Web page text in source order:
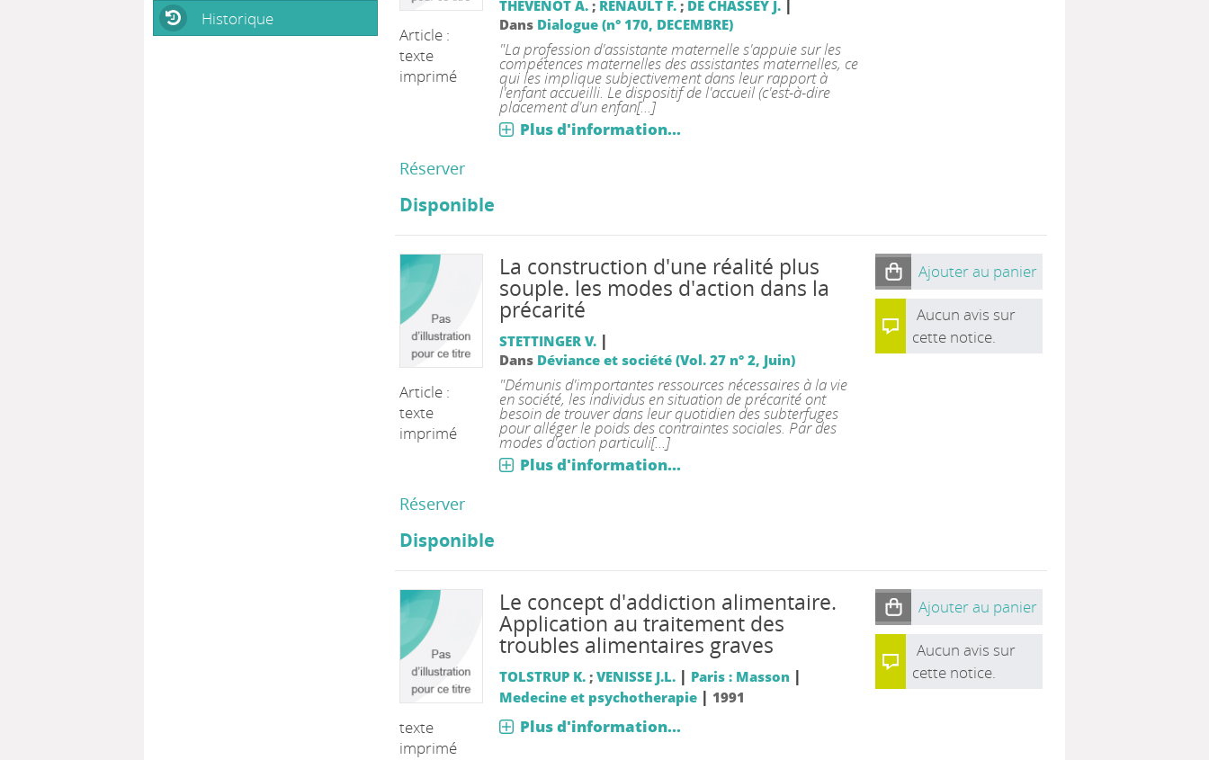
Article :
texte
imprimé
THEVENOT A.; RENAULT F.; DE CHASSEY J. |
Dans Dialogue (n° 170, DECEMBRE)
"La profession d'assistante maternelle s'appuie sur les
compétences maternelles des assistantes maternelles, ce
qui les implique subjectivement dans leur rapport à
l'enfant accueilli. Le dispositif de l'accueil (c'est-à-dire
placement d'un enfan[...]
Plus d'information...
Réserver
Disponible
Article :
texte
imprimé
La construction d'une réalité plus
souple. les modes d'action dans la
précarité
STETTINGER V. |
Dans Déviance et société (Vol. 27 n° 2, Juin)
"Démunis d'importantes ressources nécessaires à la vie
en société, les individus en situation de précarité ont
besoin de trouver dans leur quotidien des subterfuges
pour alléger le poids des contraintes sociales. Par des
modes d'action particuli[...]
Plus d'information...
Ajouter au panier
Aucun avis sur
cette notice.
Réserver
Disponible
texte
imprimé
Le concept d'addiction alimentaire.
Application au traitement des
troubles alimentaires graves
TOLSTRUP K.; VENISSE J.L. | Paris : Masson |
Medecine et psychotherapie| 1991
Plus d'information...
Ajouter au panier
Aucun avis sur
cette notice.
Historique